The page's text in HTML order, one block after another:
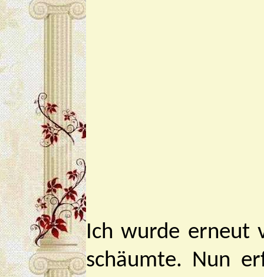
Ich wurde erneut
schäumte. Nun